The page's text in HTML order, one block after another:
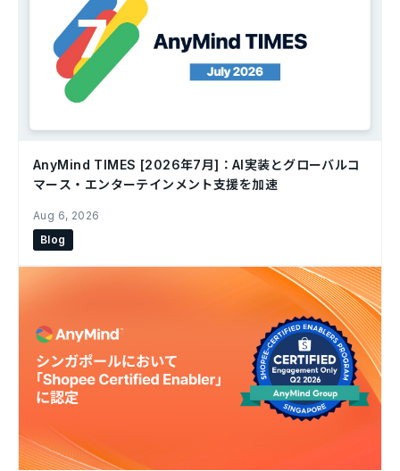
AnyMind TIMES [2026年7月]：AI実装とグローバルコ
マース・エンターテインメント支援を加速
Aug 6, 2026
Blog